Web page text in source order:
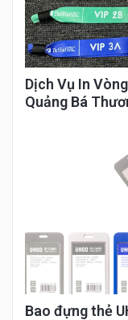
Dịch Vụ In
Quảng Bá
Bao đựng thẻ